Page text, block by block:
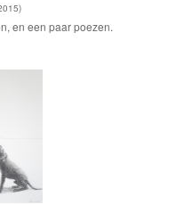
en een paar poezen.